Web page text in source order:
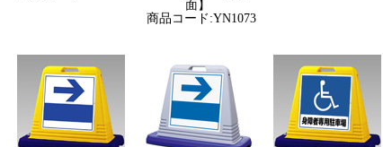
面】
商品コード:YN1073